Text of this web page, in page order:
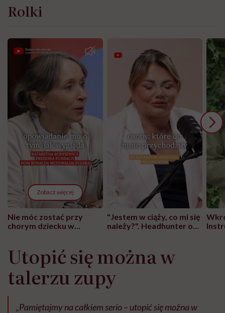
Rolki
Zobacz więcej
Nie móc zostać przy
chorym dziecku w
może chyba tylko
głupota i brak
wyobraźni"
"Jestem w ciąży, co mi się
należy?". Headhunter o
pracy
Utopić się można w
talerzu zupy
„Pamiętajmy na całkiem serio – utopić się można w